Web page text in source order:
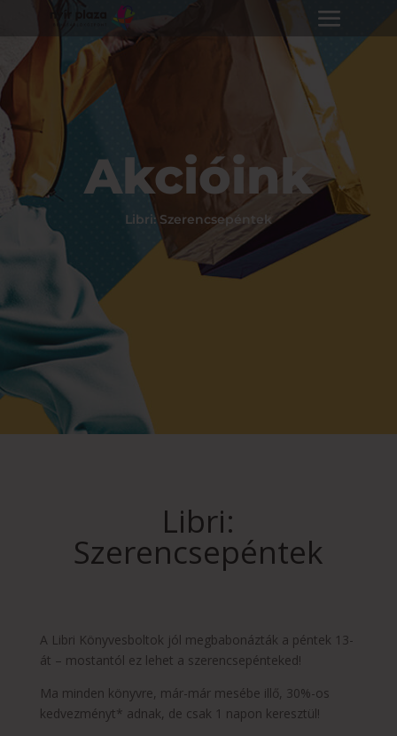
Akcióink
Libri: Szerencsepéntek
Libri:
Szerencsepéntek
A Libri Könyvesboltok jól megbabonázták a péntek 13-
át – mostantól ez lehet a szerencsepénteked!
Ma minden könyvre, már-már mesébe illő, 30%-os
kedvezményt* adnak, de csak 1 napon keresztül!